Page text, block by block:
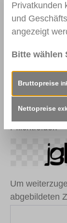
Kommentar*
Die mit
Pflichtfelder.
Um
abgebildeten
Privatkunden
und
angezeigt
Bitte wählen
Bruttopreise
Nettopreise